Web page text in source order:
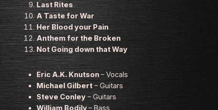
Last Rites
A Taste for War
Her Blood your Pain
Anthem for the Broken
Not Going down that Way
Eric A.K. Knutson– Vocals
Michael Gilbert– Guitars
Steve Conley– Guitars